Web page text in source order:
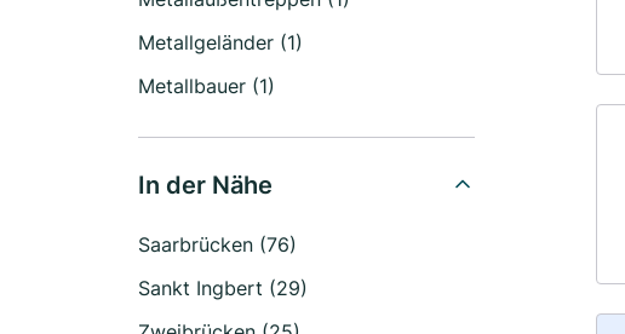
Metallgeländer (1)
Metallbauer (1)
In der Nähe
Saarbrücken (76)
Sankt Ingbert (29)